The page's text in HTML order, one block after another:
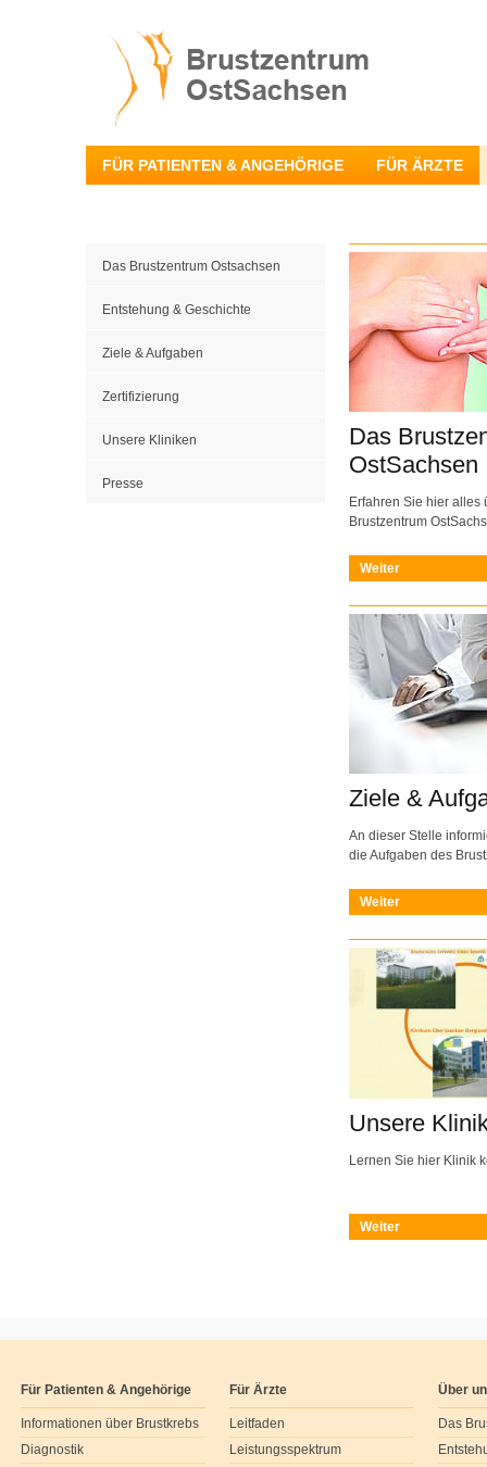
FÜR PATIENTEN & ANGEHÖRIGE FÜR ÄRZTE
Das Brustzentrum Ostsachsen
Entstehung & Geschichte
Ziele & Aufgaben
Zertifizierung
Unsere Kliniken
Presse
Das
OstSachsen
Erfahren Sie hier alles
Brustzentrum
Weiter
Ziele &
An dieser Stelle
die Aufgaben des
Weiter
Unsere
Lernen Sie hier Klinik
Weiter
Für Patienten & Angehörige
Informationen über Brustkrebs
Diagnostik
Für Ärzte
Leitfaden
Leistungsspektrum
Über
Das